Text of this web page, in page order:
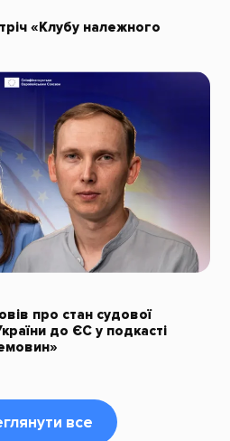
«Клубу належного
про стан судової
до ЄС у подкасті
все